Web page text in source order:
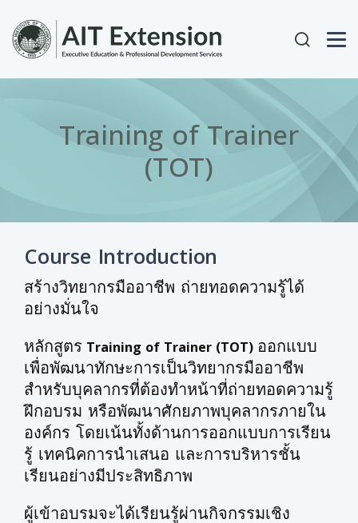
User
Training of Trainer
(TOT)
Course Introduction
สร้างวิทยากรมืออาชีพ ถ่ายทอดความรู้ได้
อย่างมั่นใจ
หลักสูตร Training of Trainer (TOT) ออกแบบ
เพื่อพัฒนาทักษะการเป็นวิทยากรมืออาชีพ
สำหรับบุคลากรที่ต้องทำหน้าที่ถ่ายทอดความรู้
ฝึกอบรม หรือพัฒนาศักยภาพบุคลากรภายใน
องค์กร โดยเน้นทั้งด้านการออกแบบการเรียน
รู้ เทคนิคการนำเสนอ และการบริหารชั้น
เรียนอย่างมีประสิทธิภาพ
ผู้เข้าอบรมจะได้เรียนรู้ผ่านกิจกรรมเชิง